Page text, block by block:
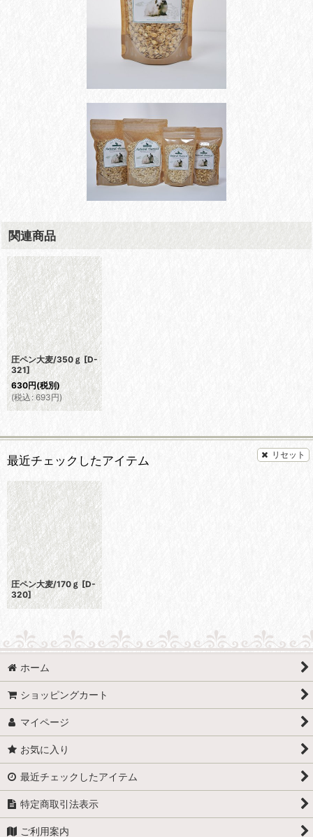
関連商品
圧ペン大麦/350ｇ [D-
321]
630円(税別)
(税込: 693円)
最近チェックしたアイテム リセット
圧ペン大麦/170ｇ [D-
320]
ホーム
ショッピングカート
マイページ
お気に入り
最近チェックしたアイテム
特定商取引法表示
ご利用案内